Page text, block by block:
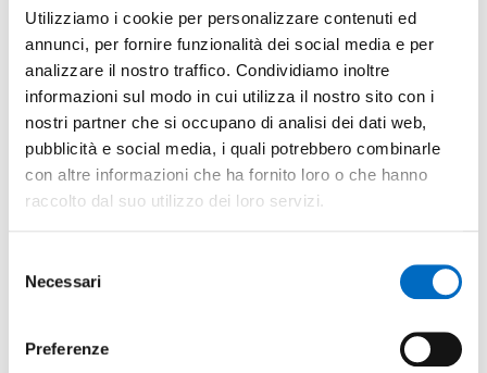
Utilizziamo i cookie per personalizzare contenuti ed
annunci, per fornire funzionalità dei social media e per
analizzare il nostro traffico. Condividiamo inoltre
informazioni sul modo in cui utilizza il nostro sito con i
nostri partner che si occupano di analisi dei dati web,
pubblicità e social media, i quali potrebbero combinarle
con altre informazioni che ha fornito loro o che hanno
raccolto dal suo utilizzo dei loro servizi.
delNecessari
Preferenze
pedaggio e da linee ferroviarie. I 3 principali aeroporti
del Nord (Malpensa, Linate e Orio al Serio) si trovano
tutti entro un raggio di 90 km (Orio a 40 km e Linate a
55 km).
Immagine:
Special object